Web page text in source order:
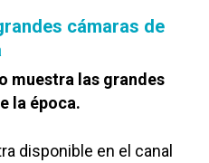
cámaras de
muestra las grandes
la época.
disponible en el canal